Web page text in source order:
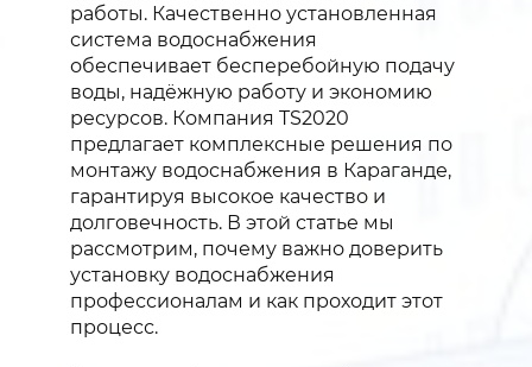
работы. Качественно установленная
система водоснабжения
обеспечивает бесперебойную подачу
воды, надёжную работу и экономию
ресурсов. Компания TS2020
предлагает комплексные решения по
монтажу водоснабжения в Караганде,
гарантируя высокое качество и
долговечность. В этой статье мы
рассмотрим, почему важно доверить
установку водоснабжения
профессионалам и как проходит этот
процесс.